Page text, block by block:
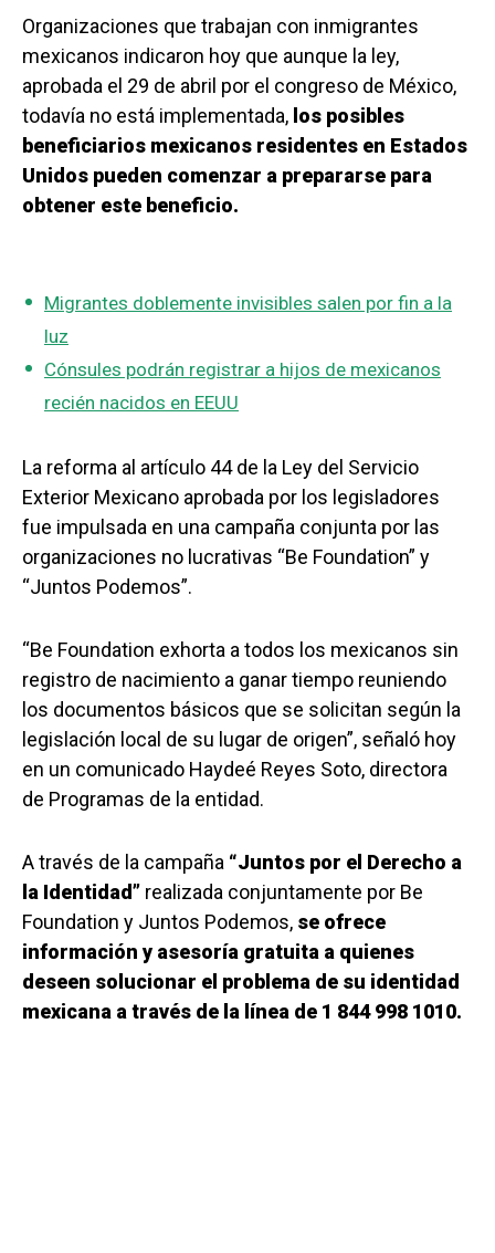
Organizaciones que trabajan con inmigrantes
mexicanos indicaron hoy que aunque la ley,
aprobada el 29 de abril por el congreso de México,
todavía no está implementada, los posibles
beneficiarios mexicanos residentes en Estados
Unidos pueden comenzar a prepararse para
obtener este beneficio.
Migrantes doblemente invisibles salen por fin a la
luz
Cónsules podrán registrar a hijos de mexicanos
recién nacidos en EEUU
La reforma al artículo 44 de la Ley del Servicio
Exterior Mexicano aprobada por los legisladores
fue impulsada en una campaña conjunta por las
organizaciones no lucrativas “Be Foundation” y
“Juntos Podemos”.
“Be Foundation exhorta a todos los mexicanos sin
registro de nacimiento a ganar tiempo reuniendo
los documentos básicos que se solicitan según la
legislación local de su lugar de origen”, señaló hoy
en un comunicado Haydeé Reyes Soto, directora
de Programas de la entidad.
A través de la campaña “Juntos por el Derecho a
la Identidad” realizada conjuntamente por Be
Foundation y Juntos Podemos, se ofrece
información y asesoría gratuita a quienes
deseen solucionar el problema de su identidad
mexicana a través de la línea de 1 844 998 1010.